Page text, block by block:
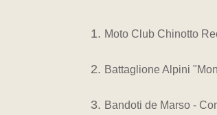
Moto Club Chinotto
Battaglione Alpini
Bandoti de Marso -